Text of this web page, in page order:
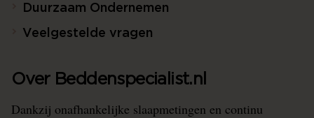
Duurzaam Ondernemen
Veelgestelde vragen
Over Beddenspecialist.nl
Dankzij onafhankelijke slaapmetingen en continu